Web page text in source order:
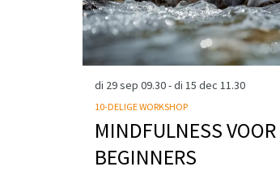
MINDFULNESS VOOR
BEGINNERS
10-DELIGE WORKSHOP
di 29 sep 09.30-di 15 dec 11.30